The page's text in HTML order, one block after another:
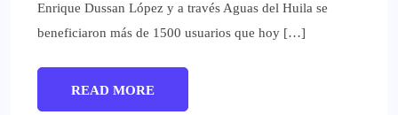
Enrique Dussan López y a través Aguas del Huila se
beneficiaron más de 1500 usuarios que hoy […]
READ MORE